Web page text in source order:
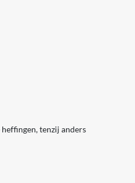
tenzij anders